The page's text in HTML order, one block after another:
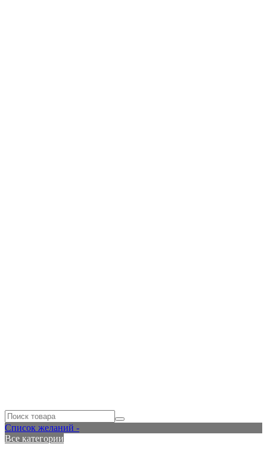
Список желаний -
Все категории